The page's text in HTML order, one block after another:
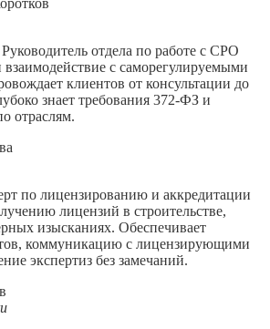
Руководитель отдела по работе с СРО
взаимодействие с саморегулируемыми
клиентов от консультации до
знает требования 372-ФЗ и
отраслям.
по лицензированию и аккредитации
лицензий в строительстве,
изысканиях. Обеспечивает
коммуникацию с лицензирующими
экспертиз без замечаний.